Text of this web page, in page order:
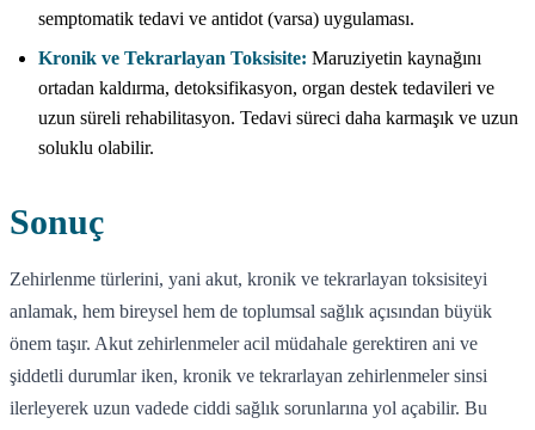
semptomatik tedavi ve antidot (varsa) uygulaması.
Kronik ve Tekrarlayan Toksisite: Maruziyetin kaynağını
ortadan kaldırma, detoksifikasyon, organ destek tedavileri ve
uzun süreli rehabilitasyon. Tedavi süreci daha karmaşık ve uzun
soluklu olabilir.
Sonuç
Zehirlenme türlerini, yani akut, kronik ve tekrarlayan toksisiteyi
anlamak, hem bireysel hem de toplumsal sağlık açısından büyük
önem taşır. Akut zehirlenmeler acil müdahale gerektiren ani ve
şiddetli durumlar iken, kronik ve tekrarlayan zehirlenmeler sinsi
ilerleyerek uzun vadede ciddi sağlık sorunlarına yol açabilir. Bu